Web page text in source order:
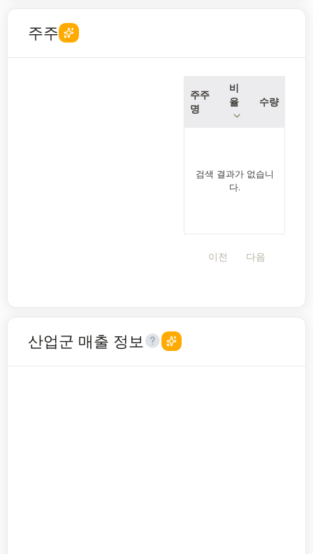
주주
주주
명
비
율
수량
검색 결과가 없습니
다.
이전 다음
산업군 매출 정보